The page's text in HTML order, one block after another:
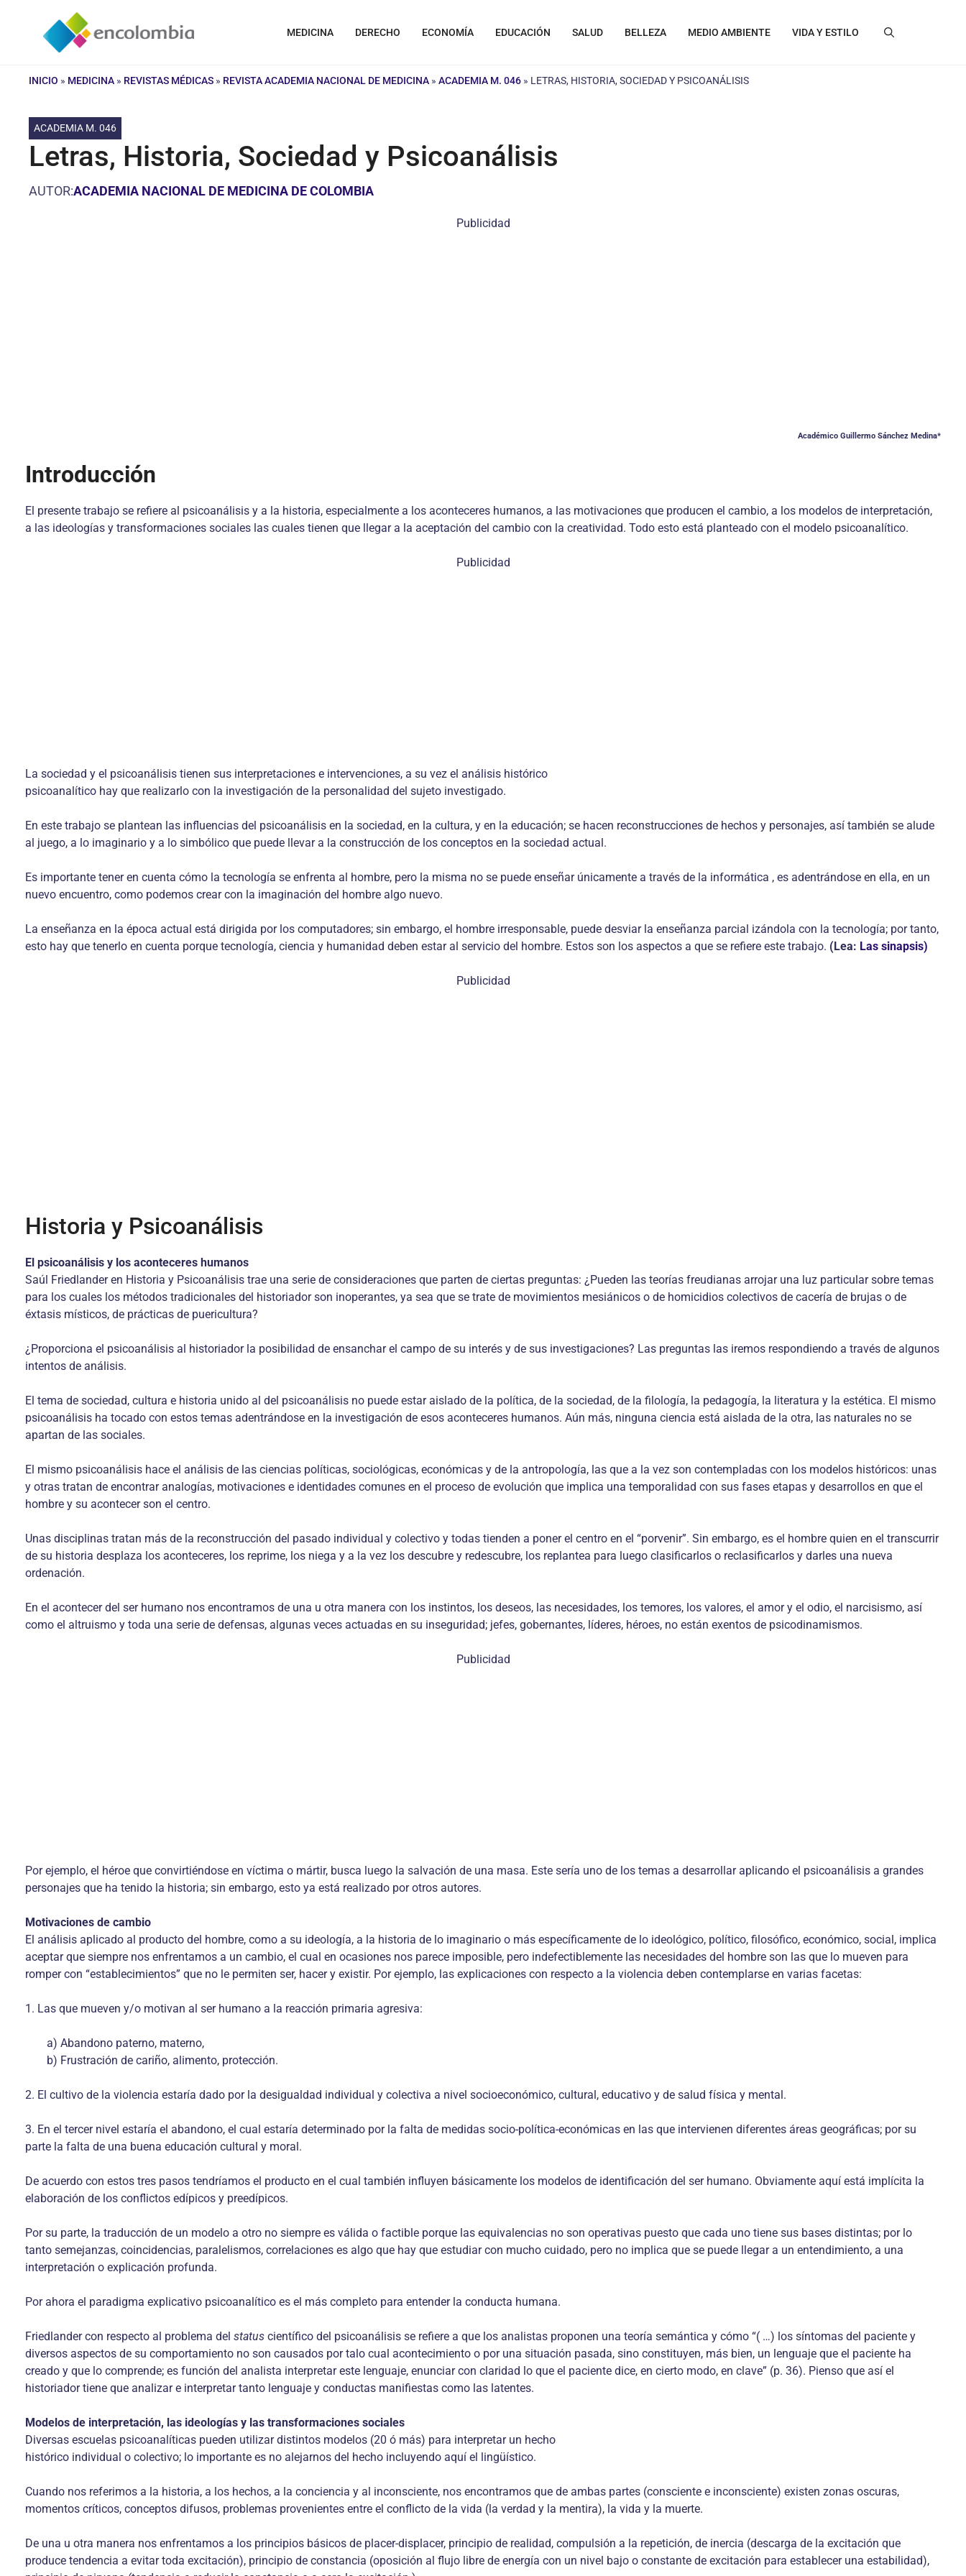
contenido
MEDICINA DERECHO ECONOMÍA EDUCACIÓN SALUD BELLEZA MEDIO AMBIENTE VIDA Y ESTILO
INICIO » MEDICINA » REVISTAS MÉDICAS » REVISTA ACADEMIA NACIONAL DE MEDICINA » ACADEMIA M. 046 » LETRAS, HISTORIA, SOCIEDAD Y PSICOANÁLISIS
ACADEMIA M. 046
Letras, Historia, Sociedad y Psicoanálisis
AUTOR:ACADEMIA NACIONAL DE MEDICINA DE COLOMBIA
Publicidad
Académico Guillermo Sánchez Medina*
Introducción
El presente trabajo se refiere al psicoanálisis y a la historia, especialmente a los aconteceres humanos, a las motivaciones que producen el cambio, a los modelos de interpretación,
a las ideologías y transformaciones sociales las cuales tienen que llegar a la aceptación del cambio con la creatividad. Todo esto está planteado con el modelo psicoanalítico.
Publicidad
La sociedad y el psicoanálisis tienen sus interpretaciones e intervenciones, a su vez el análisis histórico
psicoanalítico hay que realizarlo con la investigación de la personalidad del sujeto investigado.
En este trabajo se plantean las influencias del psicoanálisis en la sociedad, en la cultura, y en la educación; se hacen reconstrucciones de hechos y personajes, así también se alude
al juego, a lo imaginario y a lo simbólico que puede llevar a la construcción de los conceptos en la sociedad actual.
Es importante tener en cuenta cómo la tecnología se enfrenta al hombre, pero la misma no se puede enseñar únicamente a través de la informática , es adentrándose en ella, en un
nuevo encuentro, como podemos crear con la imaginación del hombre algo nuevo.
La enseñanza en la época actual está dirigida por los computadores; sin embargo, el hombre irresponsable, puede desviar la enseñanza parcial izándola con la tecnología; por tanto,
esto hay que tenerlo en cuenta porque tecnología, ciencia y humanidad deben estar al servicio del hombre. Estos son los aspectos a que se refiere este trabajo. (Lea: Las sinapsis)
Publicidad
Historia y Psicoanálisis
El psicoanálisis y los aconteceres humanos
Saúl Friedlander en Historia y Psicoanálisis trae una serie de consideraciones que parten de ciertas preguntas: ¿Pueden las teorías freudianas arrojar una luz particular sobre temas
para los cuales los métodos tradicionales del historiador son inoperantes, ya sea que se trate de movimientos mesiánicos o de homicidios colectivos de cacería de brujas o de
éxtasis místicos, de prácticas de puericultura?
¿Proporciona el psicoanálisis al historiador la posibilidad de ensanchar el campo de su interés y de sus investigaciones? Las preguntas las iremos respondiendo a través de algunos
intentos de análisis.
El tema de sociedad, cultura e historia unido al del psicoanálisis no puede estar aislado de la política, de la sociedad, de la filología, la pedagogía, la literatura y la estética. El mismo
psicoanálisis ha tocado con estos temas adentrándose en la investigación de esos aconteceres humanos. Aún más, ninguna ciencia está aislada de la otra, las naturales no se
apartan de las sociales.
El mismo psicoanálisis hace el análisis de las ciencias políticas, sociológicas, económicas y de la antropología, las que a la vez son contempladas con los modelos históricos: unas
y otras tratan de encontrar analogías, motivaciones e identidades comunes en el proceso de evolución que implica una temporalidad con sus fases etapas y desarrollos en que el
hombre y su acontecer son el centro.
Unas disciplinas tratan más de la reconstrucción del pasado individual y colectivo y todas tienden a poner el centro en el “porvenir”. Sin embargo, es el hombre quien en el transcurrir
de su historia desplaza los aconteceres, los reprime, los niega y a la vez los descubre y redescubre, los replantea para luego clasificarlos o reclasificarlos y darles una nueva
ordenación.
En el acontecer del ser humano nos encontramos de una u otra manera con los instintos, los deseos, las necesidades, los temores, los valores, el amor y el odio, el narcisismo, así
como el altruismo y toda una serie de defensas, algunas veces actuadas en su inseguridad; jefes, gobernantes, líderes, héroes, no están exentos de psicodinamismos.
Publicidad
Por ejemplo, el héroe que convirtiéndose en víctima o mártir, busca luego la salvación de una masa. Este sería uno de los temas a desarrollar aplicando el psicoanálisis a grandes
personajes que ha tenido la historia; sin embargo, esto ya está realizado por otros autores.
Motivaciones de cambio
El análisis aplicado al producto del hombre, como a su ideología, a la historia de lo imaginario o más específicamente de lo ideológico, político, filosófico, económico, social, implica
aceptar que siempre nos enfrentamos a un cambio, el cual en ocasiones nos parece imposible, pero indefectiblemente las necesidades del hombre son las que lo mueven para
romper con “establecimientos” que no le permiten ser, hacer y existir. Por ejemplo, las explicaciones con respecto a la violencia deben contemplarse en varias facetas:
1. Las que mueven y/o motivan al ser humano a la reacción primaria agresiva:
a) Abandono paterno, materno,
b) Frustración de cariño, alimento, protección.
2. El cultivo de la violencia estaría dado por la desigualdad individual y colectiva a nivel socioeconómico, cultural, educativo y de salud física y mental.
3. En el tercer nivel estaría el abandono, el cual estaría determinado por la falta de medidas socio-política-económicas en las que intervienen diferentes áreas geográficas; por su
parte la falta de una buena educación cultural y moral.
De acuerdo con estos tres pasos tendríamos el producto en el cual también influyen básicamente los modelos de identificación del ser humano. Obviamente aquí está implícita la
elaboración de los conflictos edípicos y preedípicos.
Por su parte, la traducción de un modelo a otro no siempre es válida o factible porque las equivalencias no son operativas puesto que cada uno tiene sus bases distintas; por lo
tanto semejanzas, coincidencias, paralelismos, correlaciones es algo que hay que estudiar con mucho cuidado, pero no implica que se puede llegar a un entendimiento, a una
interpretación o explicación profunda.
Por ahora el paradigma explicativo psicoanalítico es el más completo para entender la conducta humana.
Friedlander con respecto al problema del status científico del psicoanálisis se refiere a que los analistas proponen una teoría semántica y cómo “( …) los síntomas del paciente y
diversos aspectos de su comportamiento no son causados por talo cual acontecimiento o por una situación pasada, sino constituyen, más bien, un lenguaje que el paciente ha
creado y que lo comprende; es función del analista interpretar este lenguaje, enunciar con claridad lo que el paciente dice, en cierto modo, en clave” (p. 36). Pienso que así el
historiador tiene que analizar e interpretar tanto lenguaje y conductas manifiestas como las latentes.
Modelos de interpretación, las ideologías y las transformaciones sociales
Diversas escuelas psicoanalíticas pueden utilizar distintos modelos (20 ó más) para interpretar un hecho
histórico individual o colectivo; lo importante es no alejarnos del hecho incluyendo aquí el lingüístico.
Cuando nos referimos a la historia, a los hechos, a la conciencia y al inconsciente, nos encontramos que de ambas partes (consciente e inconsciente) existen zonas oscuras,
momentos críticos, conceptos difusos, problemas provenientes entre el conflicto de la vida (la verdad y la mentira), la vida y la muerte.
De una u otra manera nos enfrentamos a los principios básicos de placer-displacer, principio de realidad, compulsión a la repetición, de inercia (descarga de la excitación que
produce tendencia a evitar toda excitación), principio de constancia (oposición al flujo libre de energía con un nivel bajo o constante de excitación para establecer una estabilidad),